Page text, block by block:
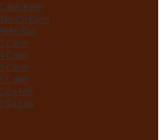
Kính
Cổ Điển
Đại
Cánh
Cánh
Cánh
Cánh
Mở
Lùa